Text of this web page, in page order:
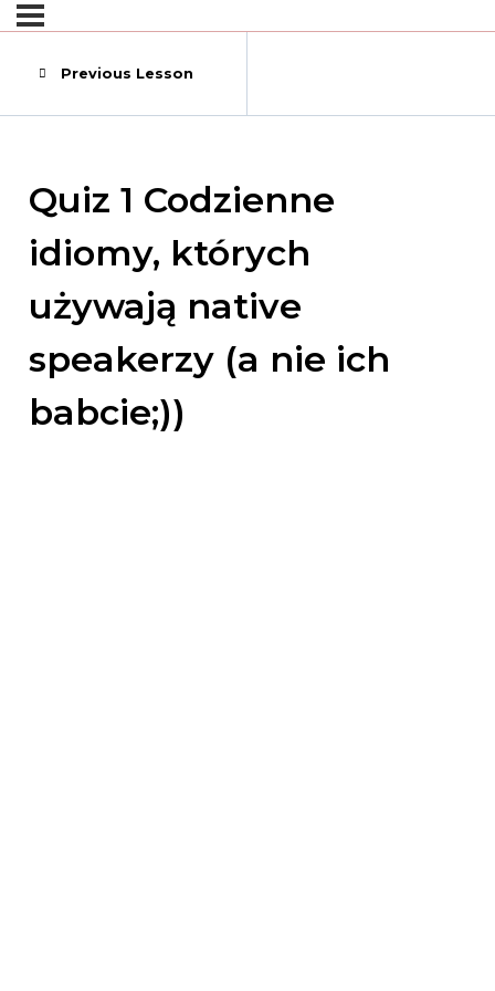
Previous Lesson
Quiz 1 Codzienne
idiomy, których
używają native
speakerzy (a nie ich
babcie;))